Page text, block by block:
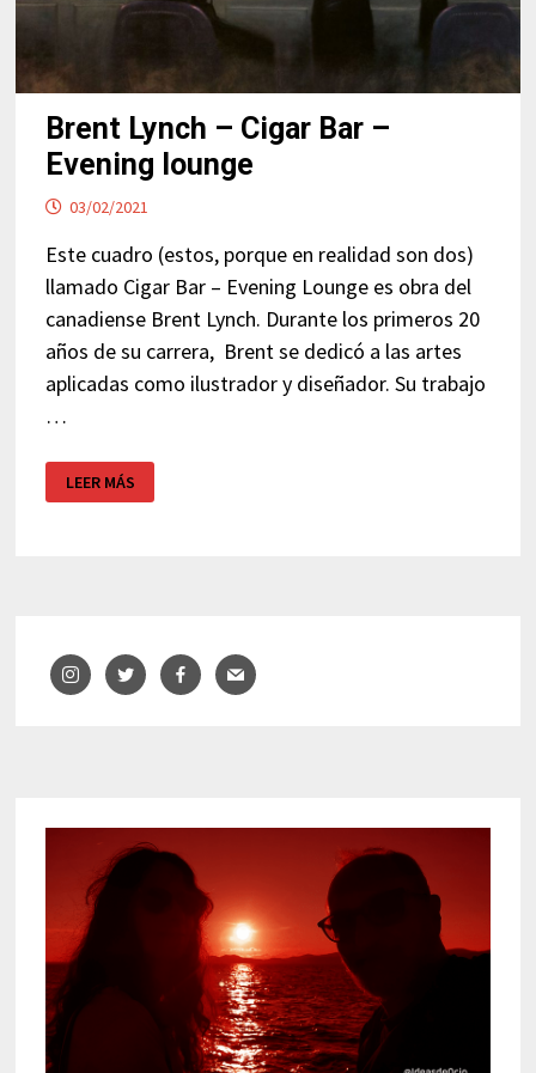
Brent Lynch – Cigar Bar –
Evening lounge
03/02/2021
Este cuadro (estos, porque en realidad son dos)
llamado Cigar Bar – Evening Lounge es obra del
canadiense Brent Lynch. Durante los primeros 20
años de su carrera, Brent se dedicó a las artes
aplicadas como ilustrador y diseñador. Su trabajo
…
LYNCH
–
LEER MÁS